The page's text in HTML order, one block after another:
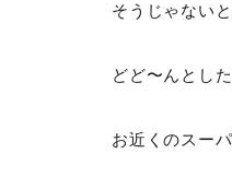
そうじゃない
どど〜んとし
お近くのスー